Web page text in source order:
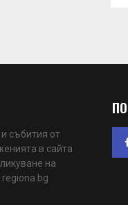
събития от
в сайта
на